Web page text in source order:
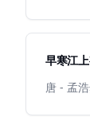
早寒江
唐 - 孟